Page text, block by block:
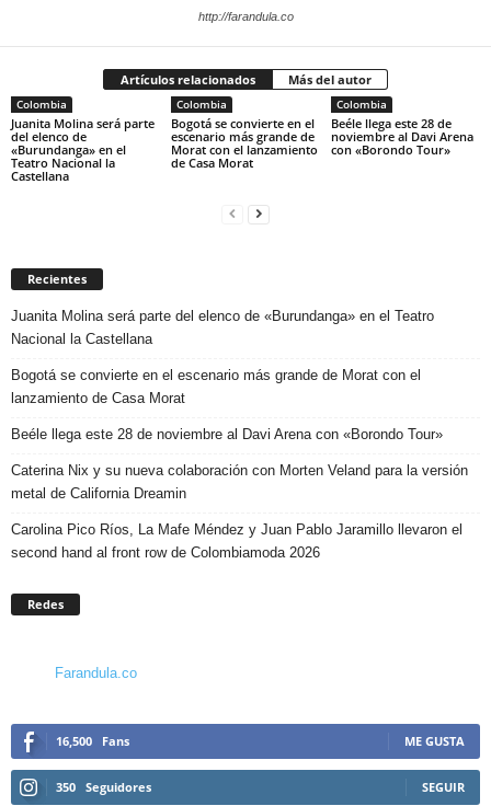
http://farandula.co
Artículos relacionados Más del autor
Colombia
Juanita Molina será parte
del elenco de
«Burundanga» en el
Teatro Nacional la
Castellana
Colombia
Bogotá se convierte en el
escenario más grande de
Morat con el lanzamiento
de Casa Morat
Colombia
Beéle llega este 28 de
noviembre al Davi Arena
con «Borondo Tour»
Recientes
Juanita Molina será parte del elenco de «Burundanga» en el Teatro
Nacional la Castellana
Bogotá se convierte en el escenario más grande de Morat con el
lanzamiento de Casa Morat
Beéle llega este 28 de noviembre al Davi Arena con «Borondo Tour»
Caterina Nix y su nueva colaboración con Morten Veland para la versión
metal de California Dreamin
Carolina Pico Ríos, La Mafe Méndez y Juan Pablo Jaramillo llevaron el
second hand al front row de Colombiamoda 2026
Redes
Farandula.co
16,500 Fans ME GUSTA
350 Seguidores SEGUIR